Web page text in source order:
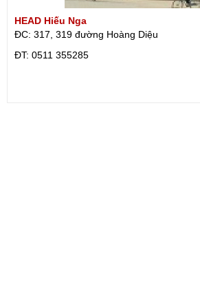
HEAD Hiếu Nga
ĐC: 317, 319 đường Hoàng Diệu
ÐT: 0511 355285